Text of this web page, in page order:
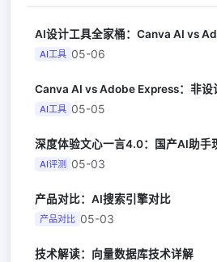
AI设计工具全家桶：Canva AI vs
AI工具 05-06
AI工具 05-05
深度体验文心一言4.0：国产AI助手
AI评测 05-03
产品对比：AI搜索引擎对比
产品对比 05-03
技术解读：向量数据库技术详解